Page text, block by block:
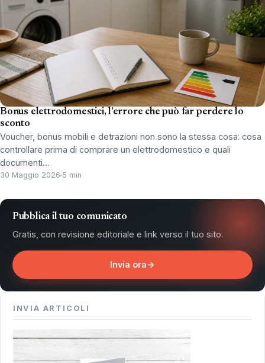
Bonus elettrodomestici, l’errore che può far perdere lo
sconto
Voucher, bonus mobili e detrazioni non sono la stessa cosa: cosa
controllare prima di comprare un elettrodomestico e quali
documenti…
30 Maggio 2026 5 min
Pubblica il tuo comunicato
Gratis, con revisione editoriale e link verso il tuo sito.
Invia ora→
INVIA ARTICOLI